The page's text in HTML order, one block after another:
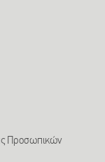
Προσωπικών